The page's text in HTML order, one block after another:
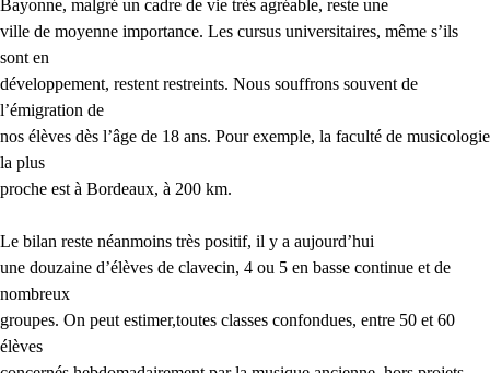
Bayonne, malgré un cadre de vie très agréable, reste une
ville de moyenne importance. Les cursus universitaires, même s’ils
sont en
développement, restent restreints. Nous souffrons souvent de
l’émigration de
nos élèves dès l’âge de 18 ans. Pour exemple, la faculté de musicologie
la plus
proche est à Bordeaux, à 200 km.
Le bilan reste néanmoins très positif, il y a aujourd’hui
une douzaine d’élèves de clavecin, 4 ou 5 en basse continue et de
nombreux
groupes. On peut estimer,toutes classes confondues, entre 50 et 60
élèves